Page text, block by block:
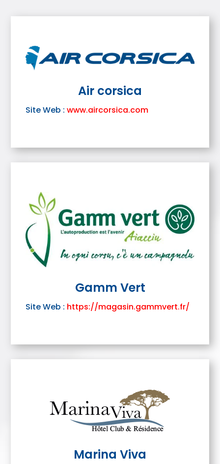
Air corsica
Site Web :www.aircorsica.com
Gamm Vert
Site Web : https://magasin.gammvert.fr/
Marina Viva